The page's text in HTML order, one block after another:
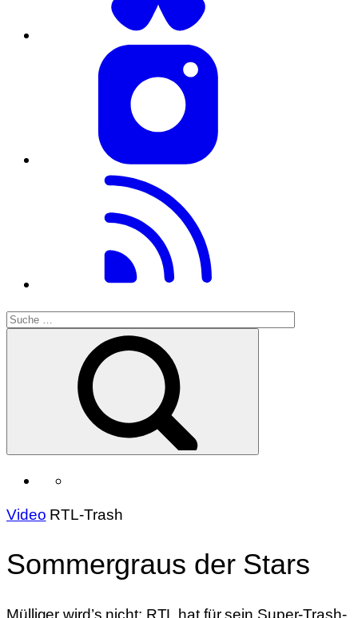
Video RTL-Trash
Sommergraus der Stars
Mülliger wird’s nicht: RTL hat für sein Super-Trash-